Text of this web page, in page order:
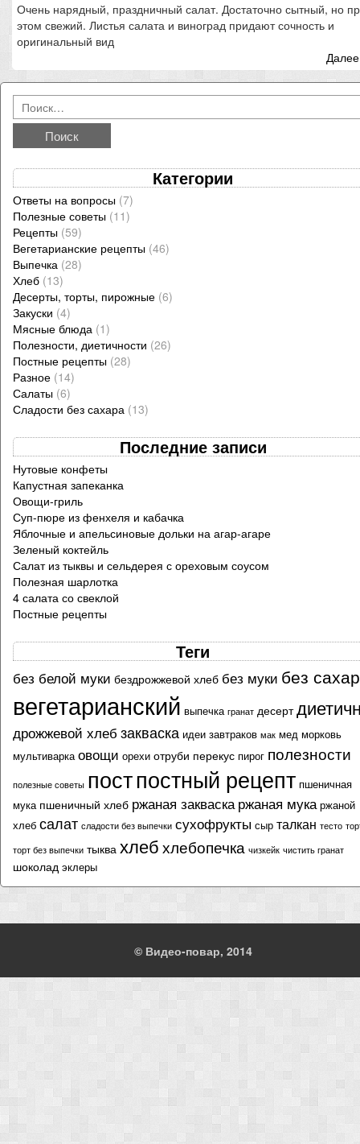
Очень нарядный, праздничный салат. Достаточно сытный, но
этом свежий. Листья салата и виноград придают сочность и
оригинальный вид
Категории
Ответы на вопросы (7)
Полезные советы (11)
Рецепты (59)
Вегетарианские рецепты (46)
Выпечка (28)
Хлеб (13)
Десерты, торты, пирожные (6)
Закуски (4)
Мясные блюда (1)
Полезности, диетичности (26)
Постные рецепты (28)
Разное (14)
Салаты (6)
Сладости без сахара (13)
Последние записи
Нутовые конфеты
Капустная запеканка
Овощи-гриль
Суп-пюре из фенхеля и кабачка
Яблочные и апельсиновые дольки на агар-агаре
Зеленый коктейль
Салат из тыквы и сельдерея с ореховым соусом
Полезная шарлотка
4 салата со свеклой
Постные рецепты
Теги
без белой муки бездрожжевой хлеб без муки без
вегетарианский выпечка гранат десерт
дрожжевой хлеб закваска идеи завтраков мак мед морковь
мультиварка овощи орехи отруби перекус пирог полезности
полезные советы постпостный рецепт пшеничная
мука пшеничный хлеб ржаная закваска ржаная мука ржаной
хлеб салат сладости без выпечки сухофрукты сыр талкан тесто
торт без выпечки тыква хлебхлебопечка чизкейк чистить гранат
шоколад эклеры
© Видео-повар, 2014